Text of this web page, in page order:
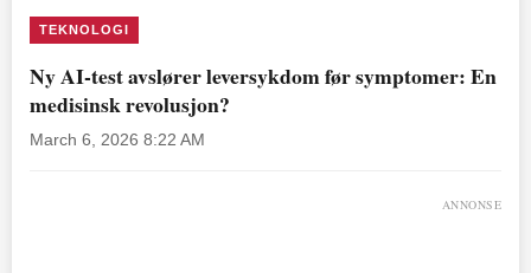
TEKNOLOGI
Ny AI-test avslører leversykdom før symptomer: En
medisinsk revolusjon?
March 6, 2026 8:22 AM
ANNONSE